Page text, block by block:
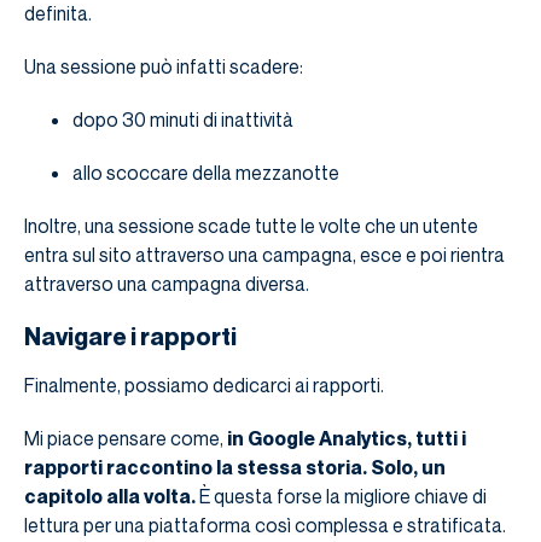
definita.
Una sessione può infatti scadere:
dopo 30 minuti di inattività
allo scoccare della mezzanotte
Inoltre, una sessione scade tutte le volte che un utente
entra sul sito attraverso una campagna, esce e poi rientra
attraverso una campagna diversa.
Navigare i rapporti
Finalmente, possiamo dedicarci ai rapporti.
Mi piace pensare come, in Google Analytics, tutti i
rapporti raccontino la stessa storia. Solo, un
capitolo alla volta.È questa forse la migliore chiave di
lettura per una piattaforma così complessa e stratificata.